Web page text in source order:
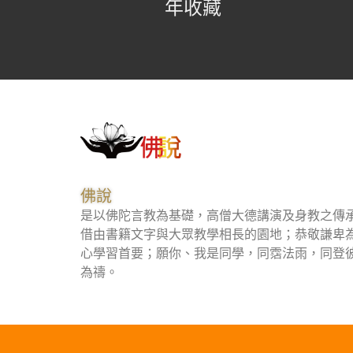
２９．燒粗布衫換華麗裳
３２．偷金不成反賠棉
３３．砍樹摘果子
３４．送水的路程
３５．照鏡子嚇自己
年收藏
佛說
是以佛陀言教為基礎，高僧大德講演及身教之傳
借由書籍文字與大眾教學相長的園地；恭敬謙卑
心學習首要；願你、我是同學，同霑法雨，同登
為禱。